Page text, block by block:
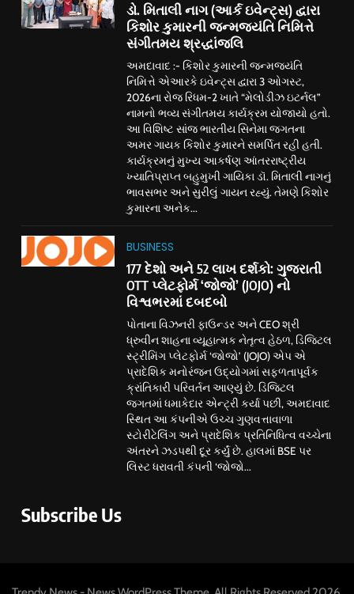
ડો. મિતાલી નાગ (આર્ક ઇવેન્ટ્સ) દ્વારા
કિશોર કુમારની જન્મજયંતિ નિમિત્તે
સંગીતમય શ્રદ્ધાંજલિ
અમદાવાદ :- કિશોર કુમારની જન્મજયંતિ
નિમિત્તે એઆરકે ઇવેન્ટ્સ દ્વારા 3 ઓગસ્ટ,
2026ના રોજ રિધમ-2 ખાતે “મેલોડીઝ ઇટર્નલ”
નામનો ભવ્ય સંગીતમય કાર્યક્રમ યોજાયો હતો.
આ વિશિષ્ટ સાંજ ભારતીય સિનેમા જગતના
અમર ગાયક કિશોર કુમારને સમર્પિત રહી હતી.
કાર્યક્રમનું મુખ્ય આકર્ષણ આંતરરાષ્ટ્રીય
ખ્યાતિપ્રાપ્ત બહુમુખી ગાયિકા ડૉ. મિતાલી નાગનું
ભાવસભર અને સુરીલું ગાયન રહ્યું. તેમણે કિશોર
કુમારના અનેક...
BUSINESS
177 દેશો અને 52 લાખ દર્શકો: ગુજરાતી
OTT પ્લેટફોર્મ ‘જોજો’ (JOJO) નો
વિશ્વભરમાં દબદબો
પોતાના વિઝનરી ફાઉન્ડર અને CEO શ્રી
ધ્રુવીન શાહના વ્યૂહાત્મક નેતૃત્વ હેઠળ, ડિજિટલ
સ્ટ્રીમિંગ પ્લેટફોર્મ ‘જોજો’ (JOJO) એપ એ
પ્રાદેશિક મનોરંજન ઉદ્યોગમાં સફળતાપૂર્વક
ક્રાંતિકારી પરિવર્તન આણ્યું છે. ડિજિટલ
જગતમાં ધમાકેદાર એન્ટ્રી કર્યા પછી, અમદાવાદ
સ્થિત આ કંપનીએ ઉચ્ચ ગુણવત્તાવાળા
સ્ટોરીટેલિંગ અને પ્રાદેશિક પ્રતિનિધિત્વ વચ્ચેના
અંતરને ઝડપથી દૂર કર્યું છે. હાલમાં BSE પર
લિસ્ટ ધરાવતી કંપની ‘જોજો...
Subscribe Us